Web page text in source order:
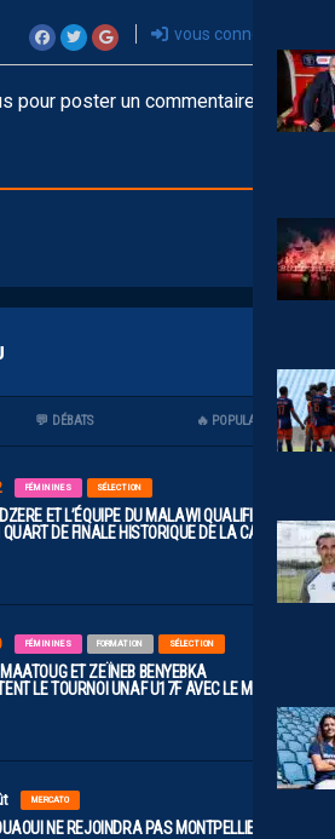
vous connecter
pour poster un commentaire
💬 DÉBATS 🔥 POPULAIRES
FÉMININES SÉLECTION
ET L’ÉQUIPE DU MALAWI QUALIFIÉES
DE FINALE HISTORIQUE DE LA CAN
FÉMININES FORMATION SÉLECTION
ET ZEÏNEB BENYEBKA
LE TOURNOI UNAF U17F AVEC LE MAROC
MERCATO
NE REJOINDRA PAS MONTPELLIER…